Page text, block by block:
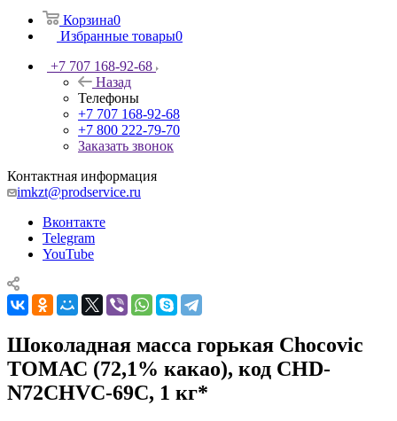
Корзина0
Избранные товары0
+7 707 168-92-68
Назад
Телефоны
+7 707 168-92-68
+7 800 222-79-70
Заказать звонок
Контактная информация
imkzt@prodservice.ru
Вконтакте
Telegram
YouTube
Шоколадная масса горькая Chocovic
ТОМАС (72,1% какао), код CHD-
N72CHVC-69C, 1 кг*